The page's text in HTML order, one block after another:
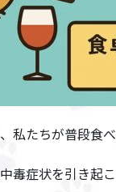
私たちが普段食
毒症状を引き起こ